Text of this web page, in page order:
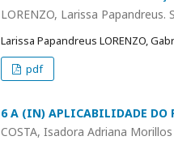
LORENZO, Larissa Papandreus.
Larissa Papandreus LORENZO,
pdf
6 A (IN) APLICABILIDADE DO
COSTA, Isadora Adriana